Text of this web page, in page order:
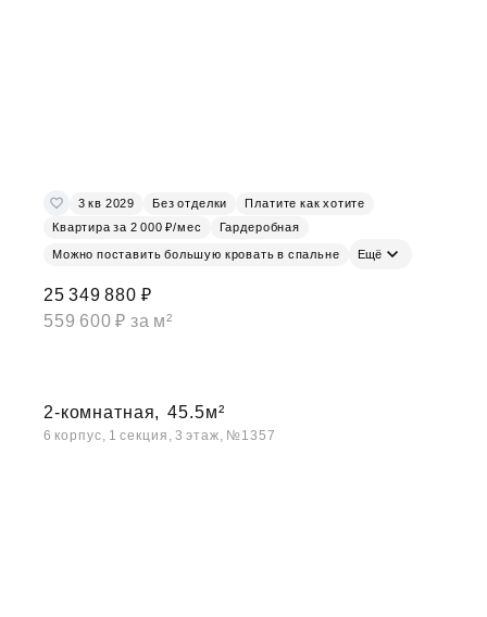
3 кв 2029 Без отделки
Платите как хотите
Квартира за 2 000 ₽/мес
Гардеробная
Можно поставить большую кровать в спальне Ещё
25 349 880 ₽
559 600 ₽ за м²
2-комнатная, 45.5м²
6 корпус, 1 секция, 3 этаж, №1357